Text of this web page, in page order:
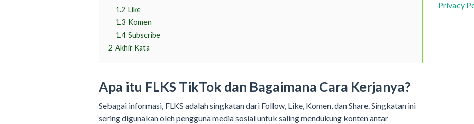
1.2 Like
1.3 Komen
1.4 Subscribe
2 Akhir Kata
Apa itu FLKS TikTok dan Bagaimana Cara Kerjanya?
Sebagai informasi, FLKS adalah singkatan dari Follow, Like, Komen, dan Share. Singkatan ini
sering digunakan oleh pengguna media sosial untuk saling mendukung konten antar
Privacy